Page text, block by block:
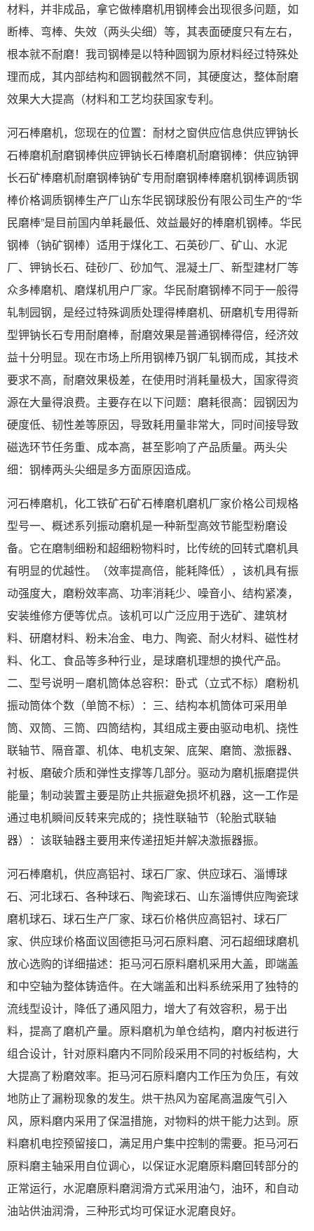
材料，并非成品，拿它做棒磨机用钢棒会出现很多问题，如
断棒、弯棒、失效（两头尖细）等，其表面硬度只有左右，
根本就不耐磨！我司钢棒是以特种圆钢为原材料经过特殊处
理而成，其内部结构和圆钢截然不同，其硬度达，整体耐磨
效果大大提高（材料和工艺均获国家专利。
河石棒磨机，您现在的位置：耐材之窗供应信息供应钾钠长
石棒磨机耐磨钢棒供应钾钠长石棒磨机耐磨钢棒：供应钠钾
长石矿棒磨机耐磨钢棒钠矿专用耐磨钢棒棒磨机钢棒调质钢
棒价格调质钢棒生产厂山东华民钢球股份有限公司生产的“华
民磨棒”是目前国内单耗最低、效益最好的棒磨机钢棒。华民
钢棒（钠矿钢棒）适用于煤化工、石英砂厂、矿山、水泥
厂、钾钠长石、硅砂厂、砂加气、混凝土厂、新型建材厂等
众多棒磨机、磨煤机用户厂家。华民耐磨钢棒不同于一般得
轧制园钢，是经过特殊调质处理得棒磨机、研磨机专用得新
型钾钠长石专用耐磨棒，耐磨效果是普通钢棒得倍，经济效
益十分明显。现在市场上所用钢棒乃钢厂轧钢而成，其技术
要求不高，耐磨效果极差，在使用时消耗量极大，国家得资
源在大量得浪费。主要存在以下问题：磨耗很高：园钢因为
硬度低、韧性差等原因，导致耗用量非常大，同时间接导致
磁选环节任务重、成本高，甚至影响了产品质量。两头尖
细：钢棒两头尖细是多方面原因造成。
河石棒磨机，化工铁矿石矿石棒磨机磨机厂家价格公司规格
型号一、概述系列振动磨机是一种新型高效节能型粉磨设
备。它在磨制细粉和超细粉物料时，比传统的回转式磨机具
有明显的优越性。（效率提高倍，能耗降低），该机具有振
动强度大，磨粉效率高、功率消耗少、噪音小、结构紧凑，
安装维修方便等优点。该机可以广泛应用于选矿、建筑材
料、研磨材料、粉未冶金、电力、陶瓷、耐火材料、磁性材
料、化工、食品等多种行业，是球磨机理想的换代产品。
二、型号说明－磨机筒体总容积：卧式（立式不标）磨粉机
振动筒体个数（单筒不标）：三、结构本机筒体可采用单
筒、双筒、三筒、四筒结构，其组成主要由驱动电机、挠性
联轴节、隔音罩、机体、电机支架、底架、磨筒、激振器、
衬板、磨破介质和弹性支撑等几部分。驱动为磨机振磨提供
能量；制动装置主要是防止共振避免损坏机器，这一工作是
通过电机瞬间反转来完成的；挠性联轴节（轮胎式联轴
器）：该联轴器主要用来传递扭矩并解决激振器振。
河石棒磨机，供应高铝衬、球石厂家、供应球石、淄博球
石、河北球石、各种球石、陶瓷球石、山东淄博供应陶瓷球
磨机球石、球石生产厂家、球石价格供应高铝衬、球石厂
家、供应球价格面议固德拒马河石原料磨、河石超细球磨机
放心选购的详细描述：拒马河石原料磨机采用大盖，即端盖
和中空轴为整体铸造件。在大端盖和出料系统采用了独特的
流线型设计，降低了通风阻力，增大了有效容积，易于出
料，提高了磨机产量。原料磨机为单仓结构，磨内衬板进行
组合设计，针对原料磨内不同阶段采用不同的衬板结构，大
大提高了粉磨效率。拒马河石原料磨内工作压为负压，有效
地防止了漏粉现象的发生。烘干热风为窑尾高温废气引入
风，原料磨内采用了保温措施，对物料的烘干能力达到。原
料磨机电控预留接口，满足用户集中控制的需要。拒马河石
原料磨主轴采用自位调心，以保证水泥磨原料磨回转部分的
正常运行，水泥磨原料磨润滑方式采用油勺，油环，和自动
油站供油润滑，三种形式均可保证水泥磨良好。